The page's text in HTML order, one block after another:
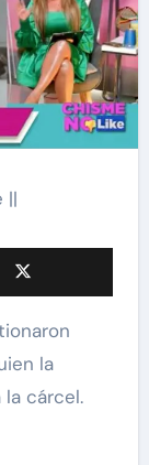
||
la
la cárcel.